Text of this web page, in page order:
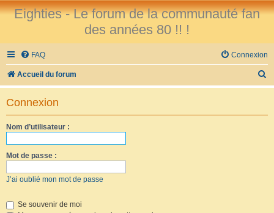
Eighties - Le forum de la communauté fan
des années 80 !! !
FAQ Connexion
Accueil du forum
e
Connexion
Nom d’utilisateur :
Mot de passe :
J’ai oublié mon mot de passe
Se souvenir de moi